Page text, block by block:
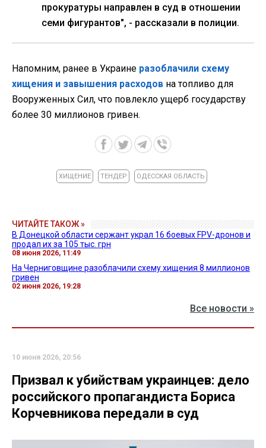
прокуратуры направлен в суд в отношении
семи фигурантов", - рассказали в полиции.
Напомним, ранее в Украине разоблачили схему
хищения и завышения расходов на топливо для
Вооруженных Сил, что повлекло ущерб государству
более 30 миллионов гривен.
ХИЩЕНИЕ ТЕНДЕР ОДЕССКАЯ ОБЛАСТЬ
ЧИТАЙТЕ ТАКОЖ »
В Донецкой области сержант украл 16 боевых FPV-дронов и
продал их за 105 тыс. грн
08 июня 2026, 11:49
На Черниговщине разоблачили схему хищения 8 миллионов
гривен
02 июня 2026, 19:28
Все новости »
10 июня 2026, 20:56
Призвал к убийствам украинцев: дело
российского пропагандиста Бориса
Корчевникова передали в суд